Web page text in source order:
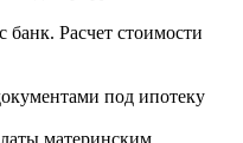
банк. Расчет стоимости
под ипотеку
материнским